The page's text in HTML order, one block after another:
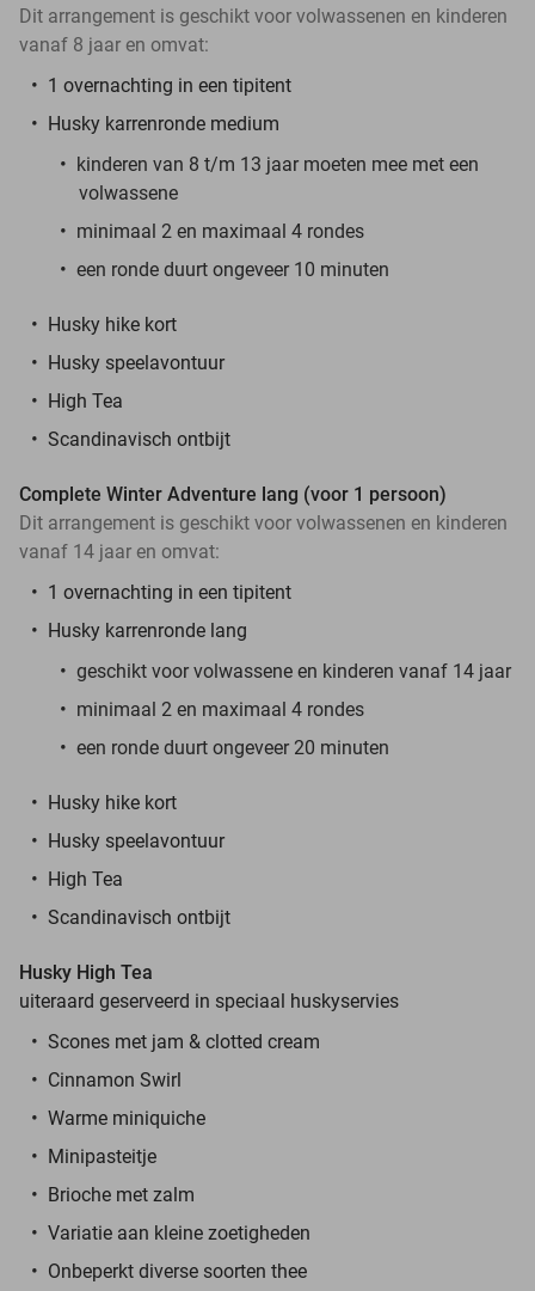
Dit arrangement is geschikt voor volwassenen en kinderen
vanaf 8 jaar en omvat:
1 overnachting in een tipitent
Husky karrenronde medium
kinderen van 8 t/m 13 jaar moeten mee met een
volwassene
minimaal 2 en maximaal 4 rondes
een ronde duurt ongeveer 10 minuten
Husky hike kort
Husky speelavontuur
High Tea
Scandinavisch ontbijt
Complete Winter Adventure lang (voor 1 persoon)
Dit arrangement is geschikt voor volwassenen en kinderen
vanaf 14 jaar en omvat:
1 overnachting in een tipitent
Husky karrenronde lang
geschikt voor volwassene en kinderen vanaf 14 jaar
minimaal 2 en maximaal 4 rondes
een ronde duurt ongeveer 20 minuten
Husky hike kort
Husky speelavontuur
High Tea
Scandinavisch ontbijt
Husky High Tea
uiteraard geserveerd in speciaal huskyservies
Scones met jam & clotted cream
Cinnamon Swirl
Warme miniquiche
Minipasteitje
Brioche met zalm
Variatie aan kleine zoetigheden
Onbeperkt diverse soorten thee